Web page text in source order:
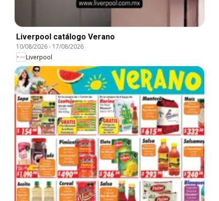
Liverpool catálogo Verano
10/08/2026- 17/08/2026
Liverpool